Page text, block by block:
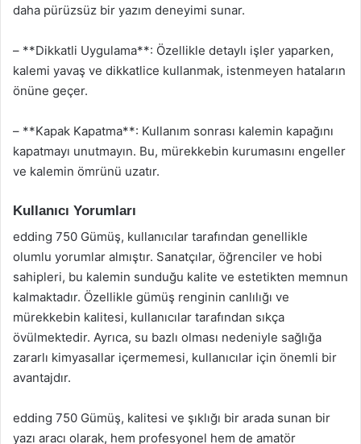
daha pürüzsüz bir yazım deneyimi sunar.
– **Dikkatli Uygulama**: Özellikle detaylı işler yaparken,
kalemi yavaş ve dikkatlice kullanmak, istenmeyen hataların
önüne geçer.
– **Kapak Kapatma**: Kullanım sonrası kalemin kapağını
kapatmayı unutmayın. Bu, mürekkebin kurumasını engeller
ve kalemin ömrünü uzatır.
Kullanıcı Yorumları
edding 750 Gümüş, kullanıcılar tarafından genellikle
olumlu yorumlar almıştır. Sanatçılar, öğrenciler ve hobi
sahipleri, bu kalemin sunduğu kalite ve estetikten memnun
kalmaktadır. Özellikle gümüş renginin canlılığı ve
mürekkebin kalitesi, kullanıcılar tarafından sıkça
övülmektedir. Ayrıca, su bazlı olması nedeniyle sağlığa
zararlı kimyasallar içermemesi, kullanıcılar için önemli bir
avantajdır.
edding 750 Gümüş, kalitesi ve şıklığı bir arada sunan bir
yazı aracı olarak, hem profesyonel hem de amatör